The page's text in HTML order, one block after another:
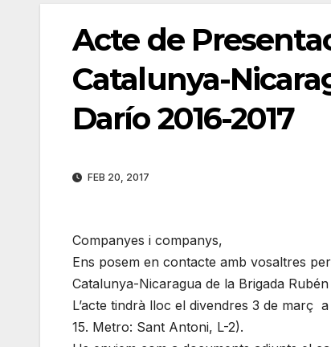
Acte de
Catalunya-
Darío 2016-2017
FEB 20, 2017
Companyes i companys,
Ens posem en contacte amb vosaltres
Catalunya-Nicaragua de la Brigada Rubén
L’acte tindrà lloc el divendres 3 de març
15. Metro: Sant Antoni, L-2).